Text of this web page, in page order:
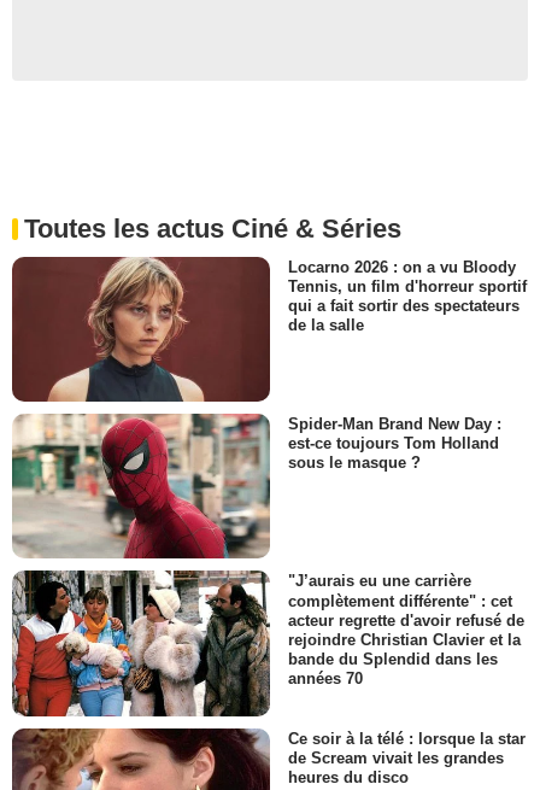
Toutes les actus Ciné & Séries
Locarno 2026 : on a vu Bloody
Tennis, un film d'horreur sportif
qui a fait sortir des spectateurs
de la salle
Spider-Man Brand New Day :
est-ce toujours Tom Holland
sous le masque ?
"J’aurais eu une carrière
complètement différente" : cet
acteur regrette d'avoir refusé de
rejoindre Christian Clavier et la
bande du Splendid dans les
années 70
Ce soir à la télé : lorsque la star
de Scream vivait les grandes
heures du disco